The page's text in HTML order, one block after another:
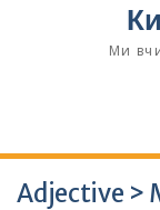
Ми
Adjective >